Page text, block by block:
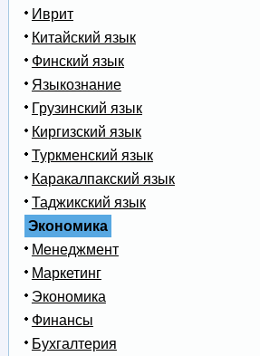
Иврит
Китайский язык
Финский язык
Языкознание
Грузинский язык
Киргизский язык
Туркменский язык
Каракалпакский язык
Таджикский язык
Экономика
Менеджмент
Маркетинг
Экономика
Финансы
Бухгалтерия